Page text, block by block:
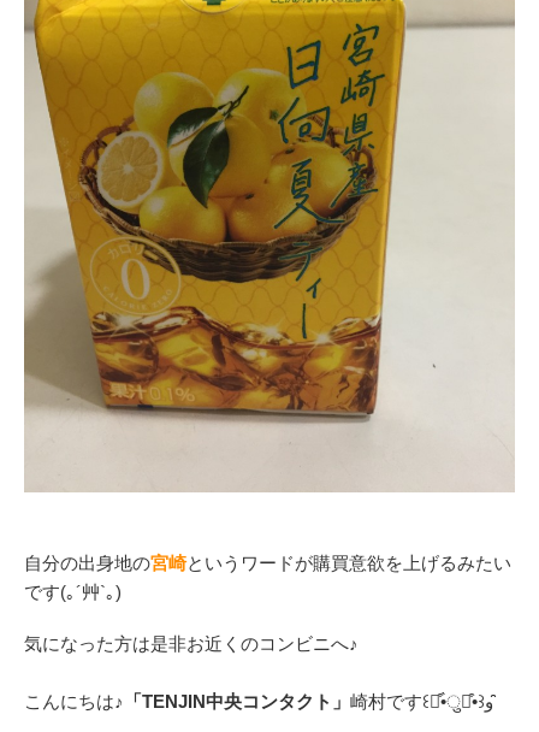
自分の出身地の宮崎というワードが購買意欲を上げるみたい
です(｡´艸`｡)
気になった方は是非お近くのコンビニへ♪
こんにちは♪ 「TENJIN中央コンタクト」 崎村です꒰๑͒•̀ुꇵ͒•꒱و ̑̑